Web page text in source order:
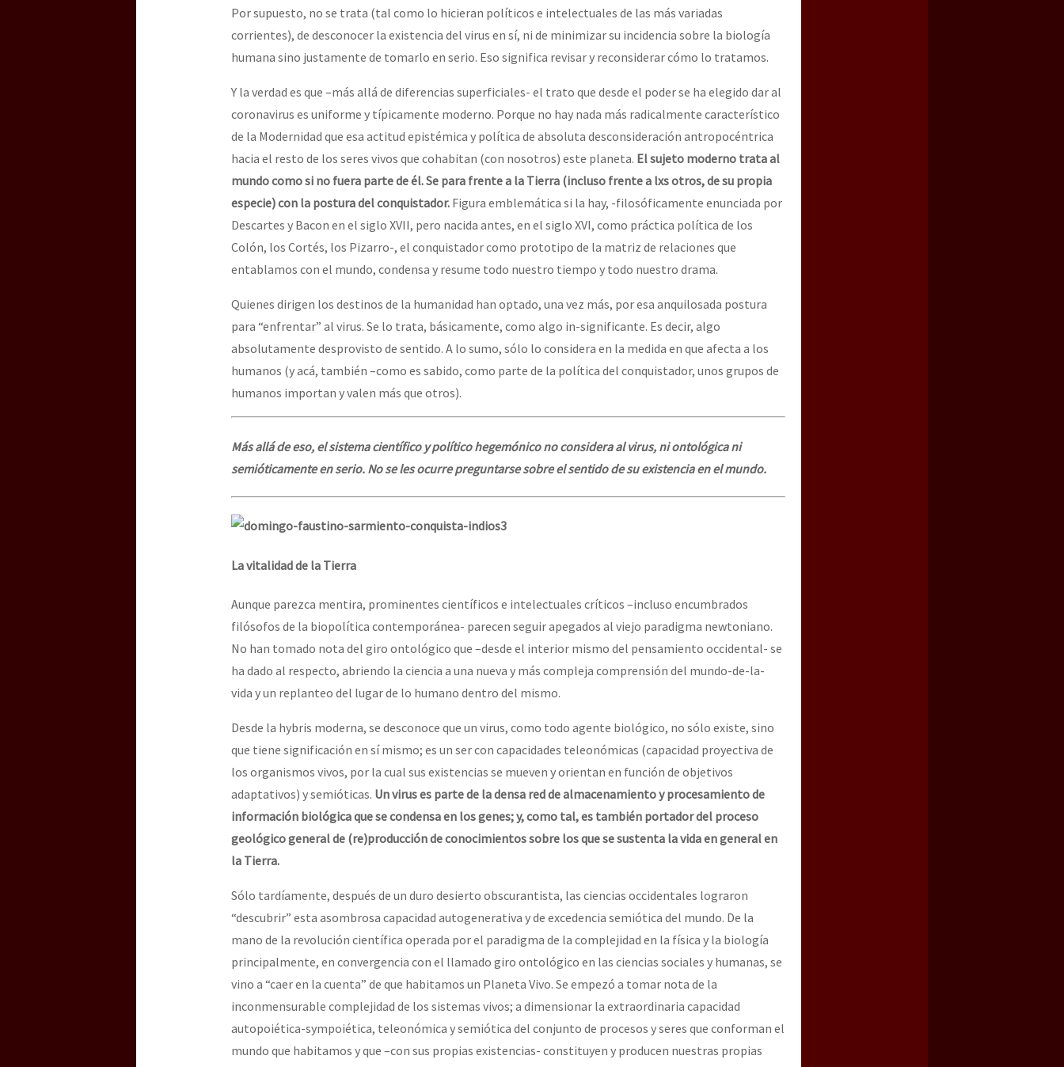
Por supuesto, no se trata (tal como lo hicieran políticos e intelectuales de las más variadas
corrientes), de desconocer la existencia del virus en sí, ni de minimizar su incidencia sobre la biología
humana sino justamente de tomarlo en serio. Eso significa revisar y reconsiderar cómo lo tratamos.
Y la verdad es que –más allá de diferencias superficiales- el trato que desde el poder se ha elegido dar al
coronavirus es uniforme y típicamente moderno. Porque no hay nada más radicalmente característico
de la Modernidad que esa actitud epistémica y política de absoluta desconsideración antropocéntrica
hacia el resto de los seres vivos que cohabitan (con nosotros) este planeta. El sujeto moderno trata al
mundo como si no fuera parte de él. Se para frente a la Tierra (incluso frente a lxs otros, de su propia
especie) con la postura del conquistador. Figura emblemática si la hay, -filosóficamente enunciada por
Descartes y Bacon en el siglo XVII, pero nacida antes, en el siglo XVI, como práctica política de los
Colón, los Cortés, los Pizarro-, el conquistador como prototipo de la matriz de relaciones que
entablamos con el mundo, condensa y resume todo nuestro tiempo y todo nuestro drama.
Quienes dirigen los destinos de la humanidad han optado, una vez más, por esa anquilosada postura
para “enfrentar” al virus. Se lo trata, básicamente, como algo in-significante. Es decir, algo
absolutamente desprovisto de sentido. A lo sumo, sólo lo considera en la medida en que afecta a los
humanos (y acá, también –como es sabido, como parte de la política del conquistador, unos grupos de
humanos importan y valen más que otros).
Más allá de eso, el sistema científico y político hegemónico no considera al virus, ni ontológica ni
semióticamente en serio. No se les ocurre preguntarse sobre el sentido de su existencia en el mundo.
La vitalidad de la Tierra
Aunque parezca mentira, prominentes científicos e intelectuales críticos –incluso encumbrados
filósofos de la biopolítica contemporánea- parecen seguir apegados al viejo paradigma newtoniano.
No han tomado nota del giro ontológico que –desde el interior mismo del pensamiento occidental- se
ha dado al respecto, abriendo la ciencia a una nueva y más compleja comprensión del mundo-de-la-
vida y un replanteo del lugar de lo humano dentro del mismo.
Desde la hybris moderna, se desconoce que un virus, como todo agente biológico, no sólo existe, sino
que tiene significación en sí mismo; es un ser con capacidades teleonómicas (capacidad proyectiva de
los organismos vivos, por la cual sus existencias se mueven y orientan en función de objetivos
adaptativos) y semióticas. Un virus es parte de la densa red de almacenamiento y procesamiento de
información biológica que se condensa en los genes; y, como tal, es también portador del proceso
geológico general de (re)producción de conocimientos sobre los que se sustenta la vida en general en
la Tierra.
Sólo tardíamente, después de un duro desierto obscurantista, las ciencias occidentales lograron
“descubrir” esta asombrosa capacidad autogenerativa y de excedencia semiótica del mundo. De la
mano de la revolución científica operada por el paradigma de la complejidad en la física y la biología
principalmente, en convergencia con el llamado giro ontológico en las ciencias sociales y humanas, se
vino a “caer en la cuenta” de que habitamos un Planeta Vivo. Se empezó a tomar nota de la
inconmensurable complejidad de los sistemas vivos; a dimensionar la extraordinaria capacidad
autopoiética-sympoiética, teleonómica y semiótica del conjunto de procesos y seres que conforman el
mundo que habitamos y que –con sus propias existencias- constituyen y producen nuestras propias